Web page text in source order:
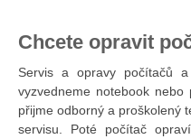
Chcete opravit
Servis a opravy počítačů
vyzvedneme notebook
přijme odborný a proškolený
servisu. Poté počítač